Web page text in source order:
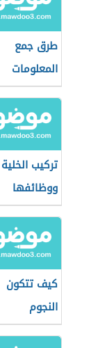
طرق جمع
المعلومات
تركيب الخلية
ووظائفها
كيف تتكون
النجوم